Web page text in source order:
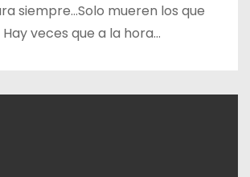
siempre…Solo mueren los que
veces que a la hora…